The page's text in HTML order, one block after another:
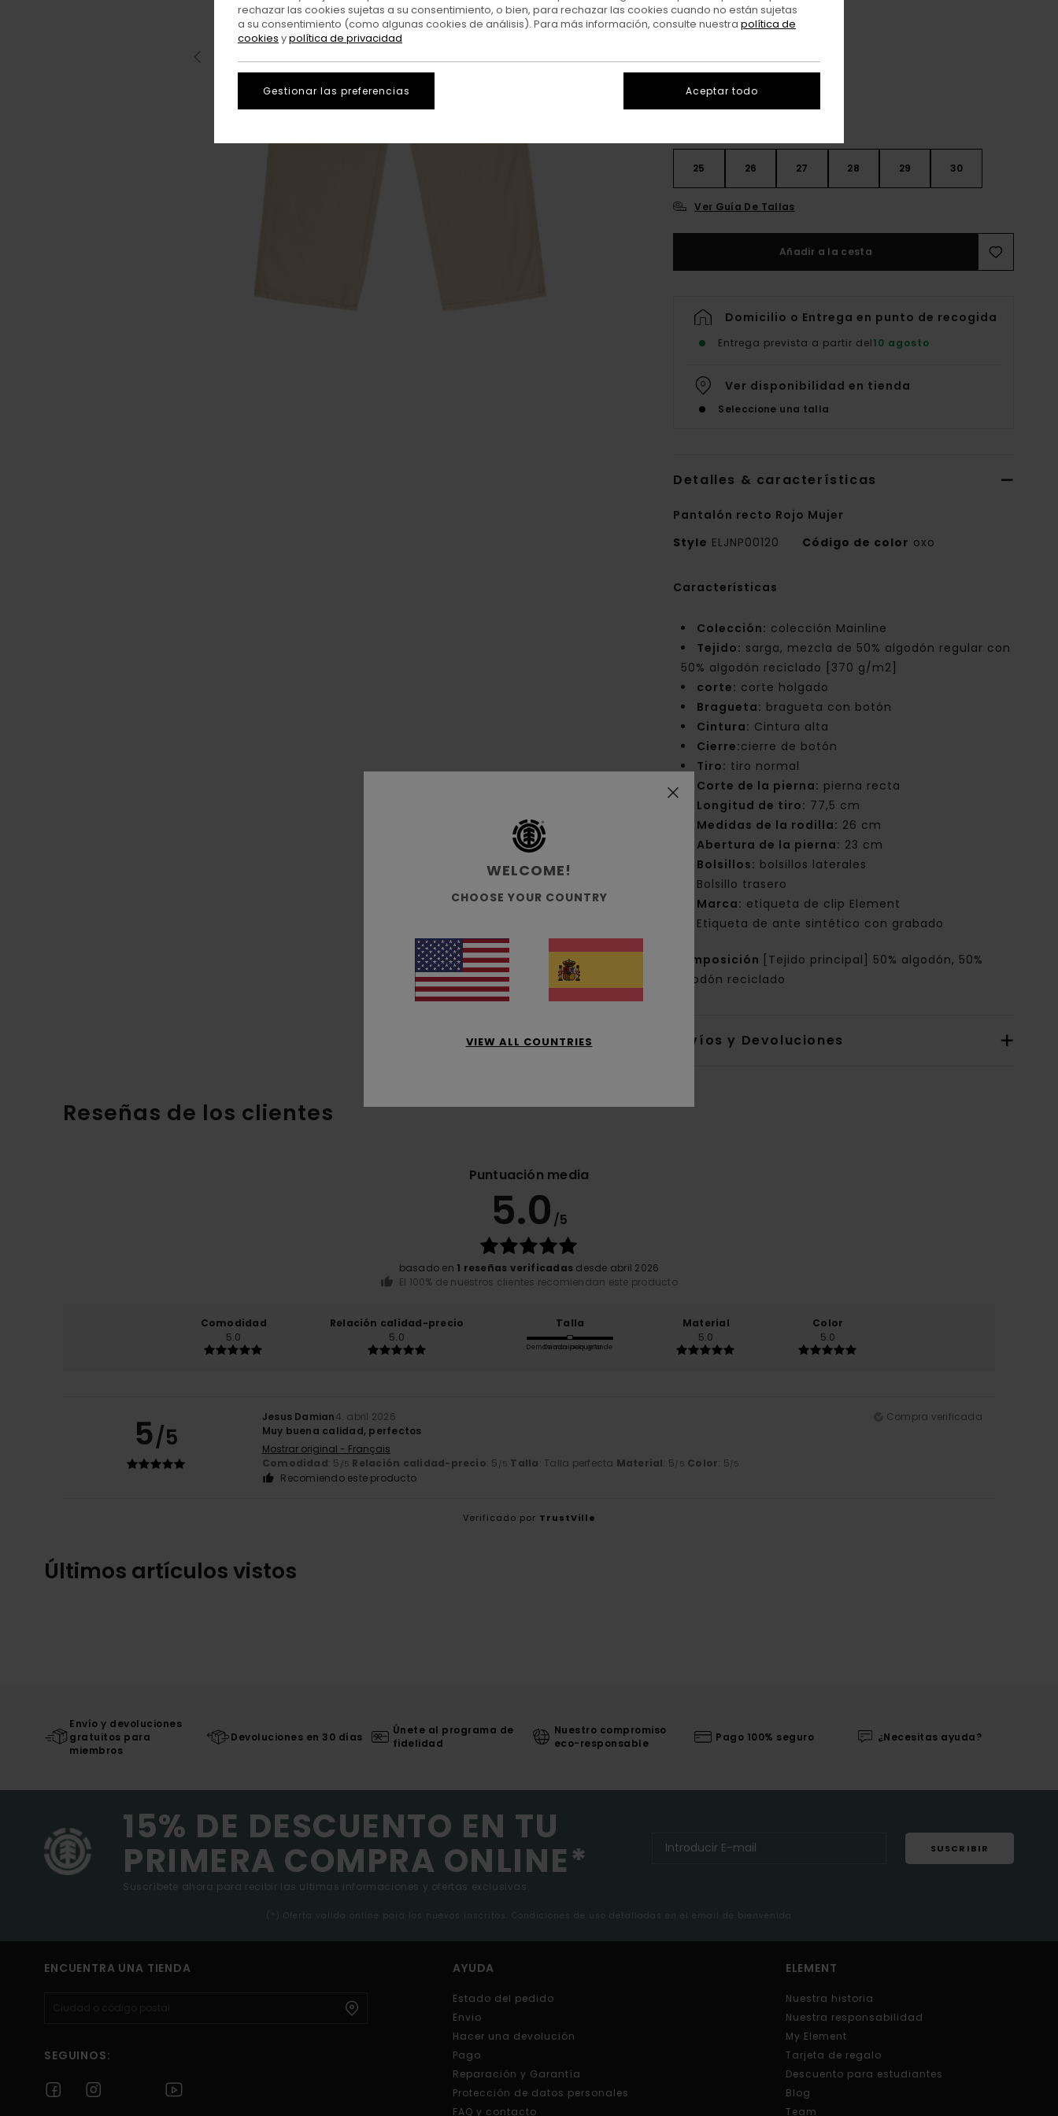
25 26 27 28 29 30
Ver Guía De Tallas
Añadir a la cesta
Domicilio o Entrega en punto de recogida
Entrega prevista a partir del10 agosto
Ver disponibilidad en tienda
Seleccione una talla
Detalles & características
Pantalón recto Rojo Mujer
Style ELJNP00120 Código de color oxo
Características
Colección: colección Mainline
Tejido: sarga, mezcla de 50% algodón regular con
50% algodón reciclado [370 g/m2]
corte: corte holgado
Bragueta: bragueta con botón
Cintura: Cintura alta
Cierre:cierre de botón
Tiro: tiro normal
Corte de la pierna: pierna recta
Longitud de tiro: 77,5 cm
Medidas de la rodilla: 26 cm
Abertura de la pierna: 23 cm
Bolsillos: bolsillos laterales
Bolsillo trasero
Marca: etiqueta de clip Element
Etiqueta de ante sintético con grabado
Composición
[Tejido principal] 50% algodón, 50%
algodón reciclado
Envíos y Devoluciones
Reseñas de los clientes
Puntuación media
5.0 /5
basado en 1 reseñas verificadas desde abril 2026
El 100% de nuestros clientes recomiendan este producto
Comodidad
5.0
Relación calidad-precio
5.0
Talla
Demasiado pequeño
Demasiado grande
Material
5.0
Color
5.0
5/5
Jesus Damian4. abril 2026
Compra verificada
Muy buena calidad, perfectos
Mostrar original - Français
Comodidad: 5 /5 Relación calidad-precio: 5 /5 Talla: Talla perfecta Material: 5/5 Color: 5/5
Recomiendo este producto
Verificado por TrustVille
Últimos artículos vistos
Envío y devoluciones
gratuitos para
miembros
Devoluciones en 30 días
Únete al programa de
fidelidad
Nuestro compromiso
eco-responsable
Pago 100% seguro ¿Necesitas ayuda?
15% DE DESCUENTO EN TU
PRIMERA COMPRA ONLINE*
Suscríbete ahora para recibir las ultimas informaciones y ofertas exclusivas.
SUSCRIBIR
(*) Oferta valida online para los nuevos inscritos. Condiciones de uso detalladas en el email de bienvenida
ENCUENTRA UNA TIENDA
SEGUINOS:
AYUDA
Estado del pedido
Envio
Hacer una devolución
Pago
Reparación y Garantía
Protección de datos personales
FAQ y contacto
ELEMENT
Nuestra historia
Nuestra responsabilidad
My Element
Tarjeta de regalo
Descuento para estudiantes
Blog
Team
WELCOME!
CHOOSE YOUR COUNTRY
VIEW ALL COUNTRIES
rechazar las cookies sujetas a su consentimiento, o bien, para rechazar las cookies cuando no están sujetas
a su consentimiento (como algunas cookies de análisis). Para más información, consulte nuestra política de
cookies ypolítica de privacidad
Gestionar las preferencias Aceptar todo